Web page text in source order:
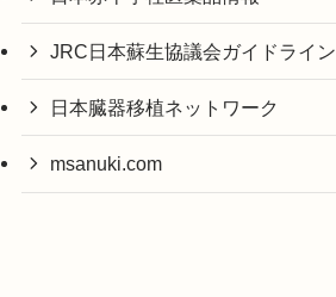
JRC日本蘇生協議会ガイドライン
日本臓器移植ネットワーク
msanuki.com